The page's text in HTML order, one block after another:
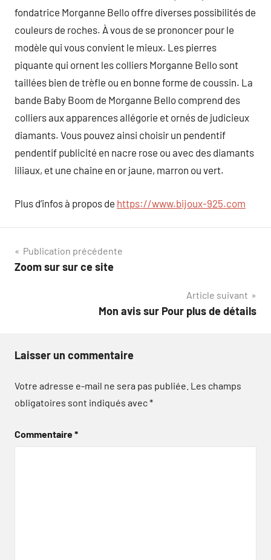
fondatrice Morganne Bello offre diverses possibilités de
couleurs de roches. À vous de se prononcer pour le
modèle qui vous convient le mieux. Les pierres
piquante qui ornent les colliers Morganne Bello sont
taillées bien de trèfle ou en bonne forme de coussin. La
bande Baby Boom de Morganne Bello comprend des
colliers aux apparences allégorie et ornés de judicieux
diamants. Vous pouvez ainsi choisir un pendentif
pendentif publicité en nacre rose ou avec des diamants
liliaux, et une chaine en or jaune, marron ou vert.
Plus d’infos à propos de https://www.bijoux-925.com
Navigation
de
Publication précédente
Zoom sur sur ce site
Article suivant
Mon avis sur Pour plus de détails
Laisser un commentaire
Votre adresse e-mail ne sera pas publiée. Les champs
obligatoires sont indiqués avec*
Commentaire*